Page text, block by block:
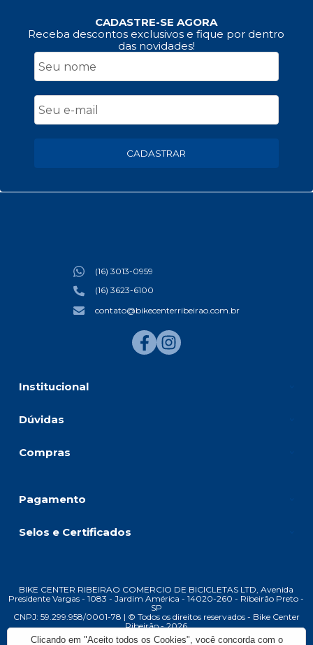
CADASTRE-SE AGORA
Receba descontos exclusivos e fique por dentro
das novidades!
CADASTRAR
Institucional
Dúvidas
Compras
(16) 3013-0959
(16) 3623-6100
contato@bikecenterribeirao.com.br
Pagamento
Selos e Certificados
BIKE CENTER RIBEIRAO COMERCIO DE BICICLETAS LTD, Avenida
Presidente Vargas - 1083 - Jardim América - 14020-260 - Ribeirão Preto -
SP
CNPJ: 59.299.958/0001-78 | © Todos os direitos reservados - Bike Center
Ribeirão - 2026
Clicando em "Aceito todos os Cookies", você concorda com o